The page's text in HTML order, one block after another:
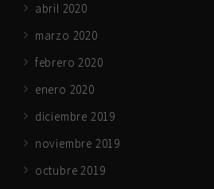
abril 2020
marzo 2020
febrero 2020
enero 2020
diciembre 2019
noviembre 2019
octubre 2019